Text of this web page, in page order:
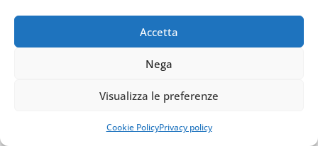
Accetta
Nega
Visualizza le preferenze
Cookie PolicyPrivacy policy